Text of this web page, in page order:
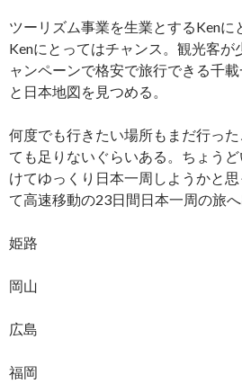
ツーリズム事業を生業とするKenに
Kenにとってはチャンス。観光客が
ャンペーンで格安で旅行できる千
と日本地図を見つめる。
何度でも行きたい場所もまだ行っ
ても足りないぐらいある。ちょう
けてゆっくり日本一周しようかと
て高速移動の23日間日本一周の旅へ
姫路
岡山
広島
福岡